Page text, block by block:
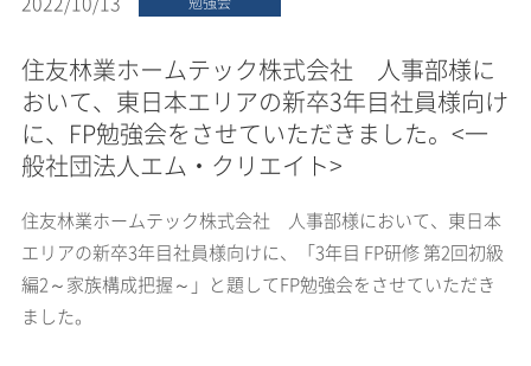
住友林業ホームテック株式会社 人事部様に
おいて、東日本エリアの新卒3年目社員様向け
に、FP勉強会をさせていただきました。<一
般社団法人エム・クリエイト>
住友林業ホームテック株式会社 人事部様において、東日本
エリアの新卒3年目社員様向けに、「3年目 FP研修 第2回初級
編2～家族構成把握～」と題してFP勉強会をさせていただき
ました。